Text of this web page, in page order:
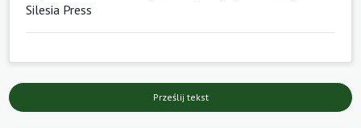
Silesia Press
Prześlij tekst